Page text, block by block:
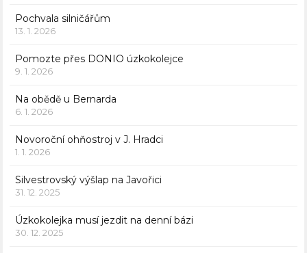
Pochvala silničářům
13. 1. 2026
Pomozte přes DONIO úzkokolejce
9. 1. 2026
Na obědě u Bernarda
6. 1. 2026
Novoroční ohňostroj v J. Hradci
1. 1. 2026
Silvestrovský výšlap na Javořici
31. 12. 2025
Úzkokolejka musí jezdit na denní bázi
30. 12. 2025